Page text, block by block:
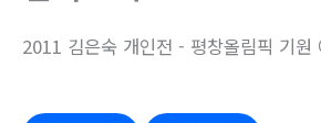
2011 김은숙 개인전 - 평창올림픽 기원